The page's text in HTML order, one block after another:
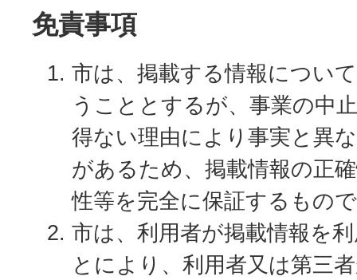
免責事項
市は、掲載する情報につい
うこととするが、事業の中
得ない理由により事実と異
があるため、掲載情報の正
性等を完全に保証するもの
市は、利用者が掲載情報を
とにより、利用者又は第三